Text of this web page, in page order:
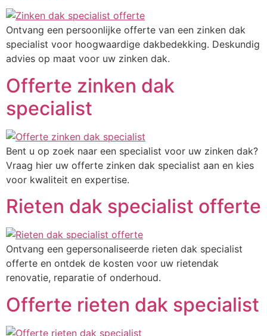
Ontvang een persoonlijke offerte van een zinken dak
specialist voor hoogwaardige dakbedekking. Deskundig
advies op maat voor uw zinken dak.
Offerte zinken dak
specialist
Bent u op zoek naar een specialist voor uw zinken dak?
Vraag hier uw offerte zinken dak specialist aan en kies
voor kwaliteit en expertise.
Rieten dak specialist offerte
Ontvang een gepersonaliseerde rieten dak specialist
offerte en ontdek de kosten voor uw rietendak
renovatie, reparatie of onderhoud.
Offerte rieten dak specialist